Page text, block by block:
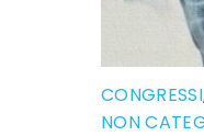
CONGRESSI
NON